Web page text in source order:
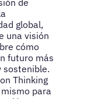
global,
una visión
cómo
futuro más
sostenible.
Thinking
para